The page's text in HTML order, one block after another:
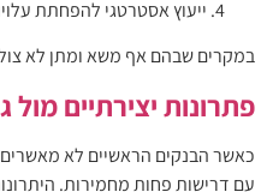
הריבית והעמלות
אנחנו מפעילים כלים נוספים.
גופים חוץ-בנקאיים
קיימים גופים חוץ-בנקאיים
והחסרונות: